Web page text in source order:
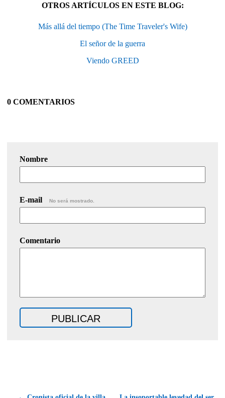
OTROS ARTÍCULOS EN ESTE BLOG:
Más allá del tiempo (The Time Traveler's Wife)
El señor de la guerra
Viendo GREED
0 COMENTARIOS
Nombre
E-mail No será mostrado.
Comentario